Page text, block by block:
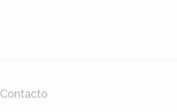
Contacto